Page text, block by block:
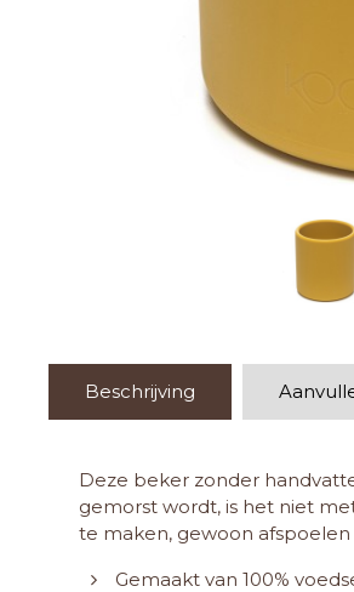
Beschrijving
Deze beker zonder
gemorst wordt, is het niet
te maken, gewoon
Gemaakt van 100%